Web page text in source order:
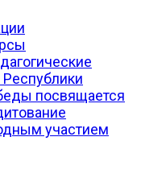
посвящается
участием